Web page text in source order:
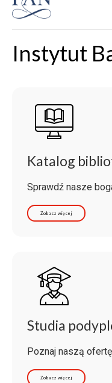
Instytut
Katalog
Sprawdź nasze
Zobacz więcej
Studia
Poznaj naszą
Zobacz więcej